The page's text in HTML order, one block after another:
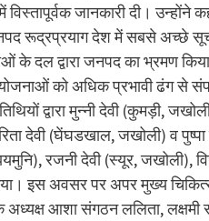
विस्तापूर्वक जानकारी दी।
रूद्रप्रयाग देश में सबसे अच्छे
के दल द्वारा जनपद का भ्रमण
को अधिक प्रभावी ढंग से
द्वारा मुन्नी देवी (कुमड़ी,
देवी (घेंघडखाल, जखोली) व
रजनी देवी (स्यूर,
इस अवसर पर अपर मुख्य
आशा संगठन ललिता, लक्षमी